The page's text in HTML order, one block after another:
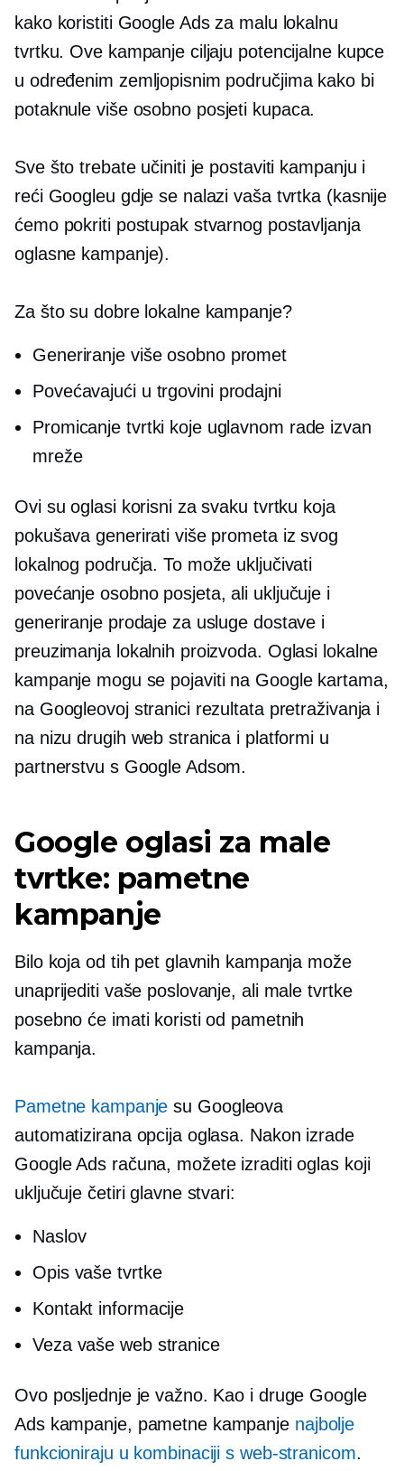
kako koristiti Google Ads za malu lokalnu
tvrtku. Ove kampanje ciljaju potencijalne kupce
u određenim zemljopisnim područjima kako bi
potaknule više osobnoposjeti kupaca.
Sve što trebate učiniti je postaviti kampanju i
reći Googleu gdje se nalazi vaša tvrtka (kasnije
ćemo pokriti postupak stvarnog postavljanja
oglasne kampanje).
Za što su dobre lokalne kampanje?
Generiranje višeosobnopromet
Povećavajući u trgoviniprodajni
Promicanje tvrtki koje uglavnom rade izvan
mreže
Ovi su oglasi korisni za svaku tvrtku koja
pokušava generirati više prometa iz svog
lokalnog područja. To može uključivati ​​
povećanjeosobnoposjeta, ali uključuje i
generiranje prodaje za usluge dostave i
preuzimanja lokalnih proizvoda. Oglasi lokalne
kampanje mogu se pojaviti na Google kartama,
na Googleovoj stranici rezultata pretraživanja i
na nizu drugih web stranica i platformi u
partnerstvu s Google Adsom.
Google oglasi za male
tvrtke: pametne
kampanje
Bilo koja od tih pet glavnih kampanja može
unaprijediti vaše poslovanje, ali male tvrtke
posebno će imati koristi od pametnih
kampanja.
Pametne kampanje su Googleova
automatizirana opcija oglasa. Nakon izrade
Google Ads računa, možete izraditi oglas koji
uključuje četiri glavne stvari:
Naslov
Opis vaše tvrtke
Kontakt informacije
Veza vaše web stranice
Ovo posljednje je važno. Kao i druge Google
Ads kampanje, pametne kampanje najbolje
funkcioniraju u kombinaciji s web-stranicom.